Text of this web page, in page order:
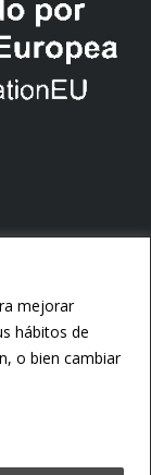
mejorar
hábitos de
o bien cambiar